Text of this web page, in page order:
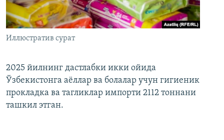
Иллюстратив сурат
2025 йилнинг дастлабки икки ойида
Ўзбекистонга аёллар ва болалар учун гигиеник
прокладка ва тагликлар импорти 2112 тоннани
ташкил этган.